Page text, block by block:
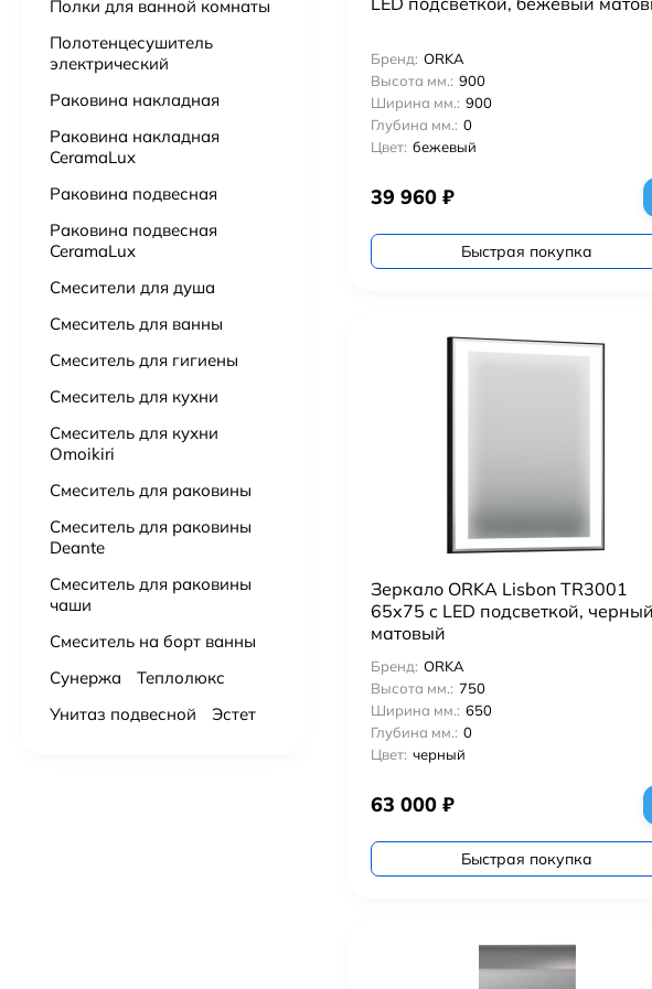
Бренд: ORKA
Высота мм.: 900
Ширина мм.: 900
Глубина мм.: 0
Цвет: бежевый
39 960 ₽
Быстрая покупка
Зеркало ORKA Lisbon TR3001
65x75 c LED подсветкой, черный
матовый
Бренд: ORKA
Высота мм.: 750
Ширина мм.: 650
Глубина мм.: 0
Цвет: черный
63 000 ₽
Быстрая покупка
19 900₽
15 725₽
Полки для ванной комнаты
Полотенцесушитель
электрический
Раковина накладная
Раковина накладная
CeramaLux
Раковина подвесная
Раковина подвесная
CeramaLux
Смесители для душа
Смеситель для ванны
Смеситель для гигиены
Смеситель для кухни
Смеситель для кухни
Omoikiri
Смеситель для раковины
Смеситель для раковины
Deante
Смеситель для раковины
чаши
Смеситель на борт ванны
Сунержа
Теплолюкс
Унитаз подвесной
Эстет